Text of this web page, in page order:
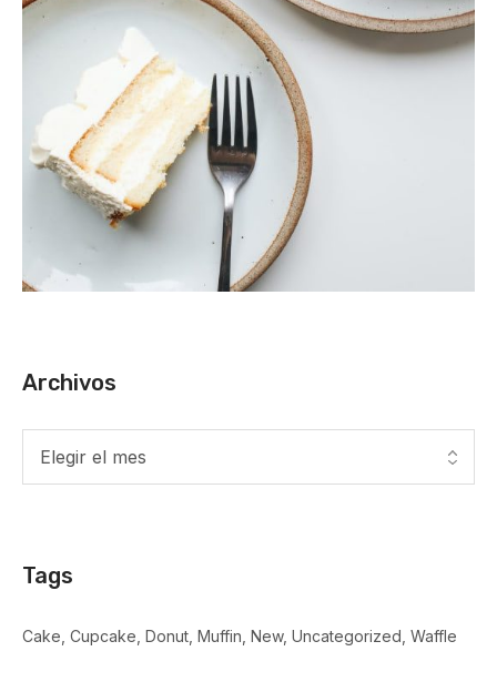
Archivos
Tags
Cake Cupcake Donut Muffin New Uncategorized Waffle